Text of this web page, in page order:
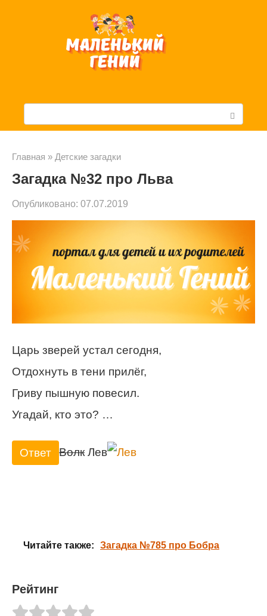
с
:
Главная » Детские загадки
Загадка №32 про Льва
Опубликовано: 07.07.2019
Царь зверей устал сегодня,
Отдохнуть в тени прилёг,
Гриву пышную повесил.
Угадай, кто это? …
Ответ Волк Лев
Читайте также: Загадка №785 про Бобра
Рейтинг